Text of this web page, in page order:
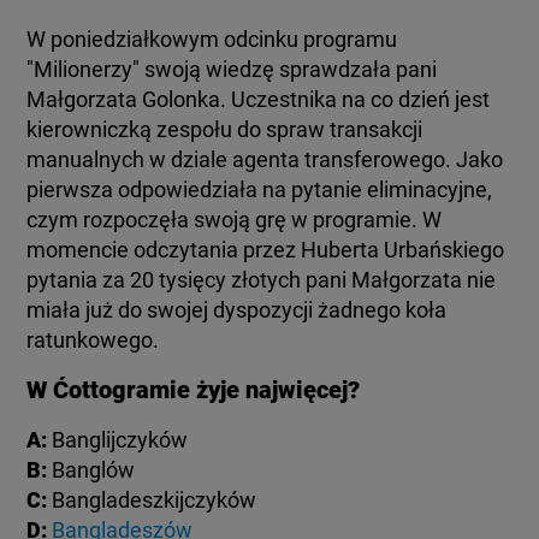
W poniedziałkowym odcinku programu
"Milionerzy" swoją wiedzę sprawdzała pani
Małgorzata Golonka. Uczestnika na co dzień jest
kierowniczką zespołu do spraw transakcji
manualnych w dziale agenta transferowego. Jako
pierwsza odpowiedziała na pytanie eliminacyjne,
czym rozpoczęła swoją grę w programie. W
momencie odczytania przez Huberta Urbańskiego
pytania za 20 tysięcy złotych pani Małgorzata nie
miała już do swojej dyspozycji żadnego koła
ratunkowego.
W Ćottogramie żyje najwięcej?
A:
B:
C:
D: Bangladeszów
LUBLIN
LUBUSKIE
OLSZTYN
OPOLE
RZESZÓW
SZCZECIN
TOTERAZ
OPINIE
ATAK ROSJI NA UKRAINĘ
SZKŁO KONTAKTOWE
CIEKAWOSTKI
PROGRAMY
RAPORTY